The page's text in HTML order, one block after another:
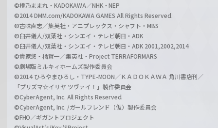
©橙乃ままれ・KADOKAWA／NHK・NEP
©2014 DMM.com/KADOKAWA GAMES All Rights Reserved.
©古味直志／集英社・アニプレックス・シャフト・MBS
©臼井儀人/双葉社・シンエイ・テレビ朝日・ADK
©臼井儀人/双葉社・シンエイ・テレビ朝日・ADK 2001,2002,2014
©貴家悠・橘賢一／集英社・Project TERRAFORMARS
©劇場版ミルキィホームズ製作委員会
©2014 ひろやまひろし・TYPE-MOON／ＫＡＤＯＫＡＷＡ 角川書店刊／
「プリズマ☆イリヤ ツヴァイ！」製作委員会
©CyberAgent, Inc. All Rights Reserved.
©CyberAgent, Inc. /ガールフレンド（仮）製作委員会
©FHO／ギガントプロジェクト